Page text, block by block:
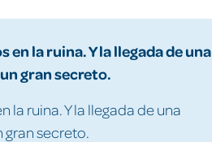
la ruina. Y la llegada de una
gran secreto.
la ruina. Y la llegada de una
secreto.